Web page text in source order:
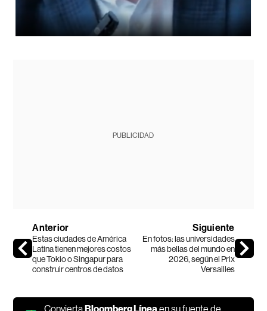
PUBLICIDAD
Anterior
Estas ciudades de América
Latina tienen mejores costos
que Tokio o Singapur para
construir centros de datos
Siguiente
En fotos: las universidades
más bellas del mundo en
2026, según el Prix
Versailles